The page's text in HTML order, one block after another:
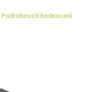
Podrobnosti hodnocení